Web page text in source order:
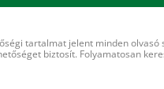
tartalmat jelent minden
biztosít. Folyamatosan